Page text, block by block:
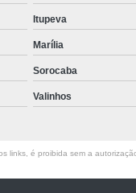
Paletrans
Paletrans Le1034c
Paletrans Pr16
Paletrans Px
Itupeva
Marília
Sorocaba
Valinhos
é proibida sem a